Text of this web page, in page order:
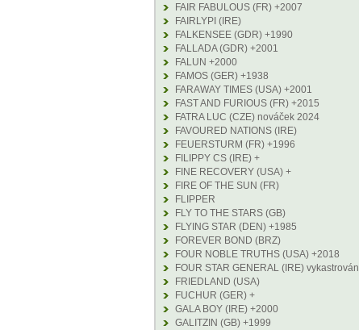
FAIR FABULOUS (FR) +2007
FAIRLYPI (IRE)
FALKENSEE (GDR) +1990
FALLADA (GDR) +2001
FALUN +2000
FAMOS (GER) +1938
FARAWAY TIMES (USA) +2001
FAST AND FURIOUS (FR) +2015
FATRA LUC (CZE) nováček 2024
FAVOURED NATIONS (IRE)
FEUERSTURM (FR) +1996
FILIPPY CS (IRE) +
FINE RECOVERY (USA) +
FIRE OF THE SUN (FR)
FLIPPER
FLY TO THE STARS (GB)
FLYING STAR (DEN) +1985
FOREVER BOND (BRZ)
FOUR NOBLE TRUTHS (USA) +2018
FOUR STAR GENERAL (IRE) vykastrován
FRIEDLAND (USA)
FUCHUR (GER) +
GALA BOY (IRE) +2000
GALITZIN (GB) +1999